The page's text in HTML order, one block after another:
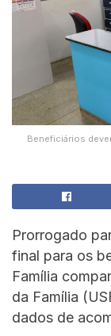
Beneficiários
Prorrogado
final para os
Família
da Família
dados de